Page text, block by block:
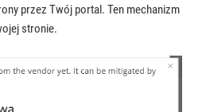
przez Twój portal. Ten mechanizm
stronie.